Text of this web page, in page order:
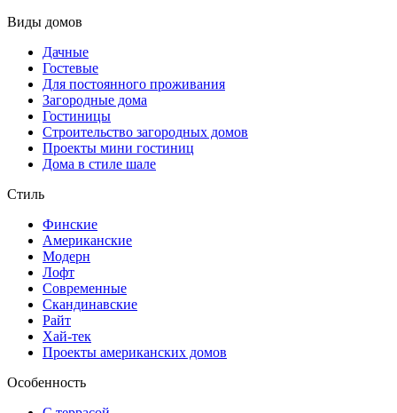
Виды домов
Дачные
Гостевые
Для постоянного проживания
Загородные дома
Гостиницы
Строительство загородных домов
Проекты мини гостиниц
Дома в стиле шале
Стиль
Финские
Американские
Модерн
Лофт
Современные
Скандинавские
Райт
Хай-тек
Проекты американских домов
Особенность